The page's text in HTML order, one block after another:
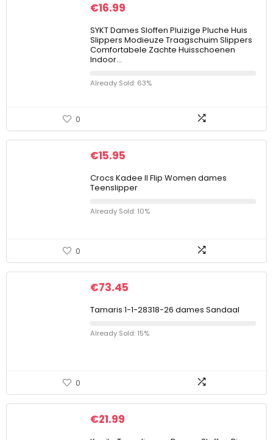
€16.99
SYKT Dames Sloffen Pluizige Pluche Huis
Slippers Modieuze Traagschuim Slippers
Comfortabele Zachte Huisschoenen
Indoor…
Already Sold: 63%
0
€15.95
Crocs Kadee II Flip Women dames
Teenslipper
Already Sold: 10%
0
€73.45
Tamaris 1-1-28318-26 dames Sandaal
Already Sold: 15%
0
€21.99